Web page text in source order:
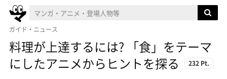
ガイド・ニュース
料理が上達するには? 「食」をテーマ
にしたアニメからヒントを探る
232 Pt.